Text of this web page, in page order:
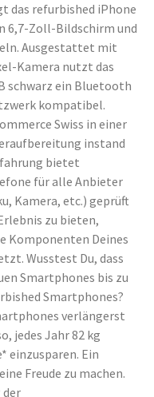
das refurbished iPhone
6,7-Zoll-Bildschirm und
Ausgestattet mit
Kamera nutzt das
schwarz ein Bluetooth
kompatibel.
Swiss in einer
instand
bietet
für alle Anbieter
Kamera, etc.) geprüft
zu bieten,
Komponenten Deines
Wusstest Du, dass
Smartphones bis zu
Smartphones?
verlängerst
jedes Jahr 82 kg
einzusparen. Ein
Freude zu machen.
der